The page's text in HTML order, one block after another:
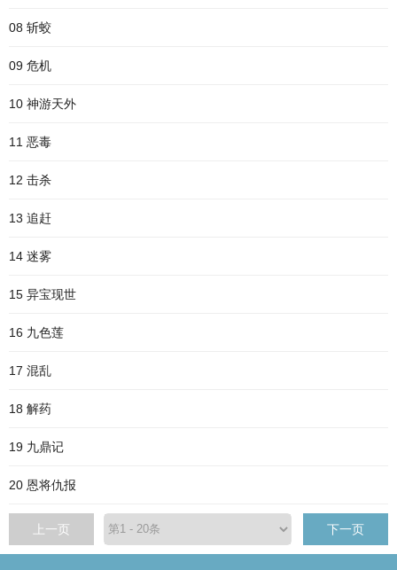
08 斩蛟
09 危机
10 神游天外
11 恶毒
12 击杀
13 追赶
14 迷雾
15 异宝现世
16 九色莲
17 混乱
18 解药
19 九鼎记
20 恩将仇报
上一页 下一页